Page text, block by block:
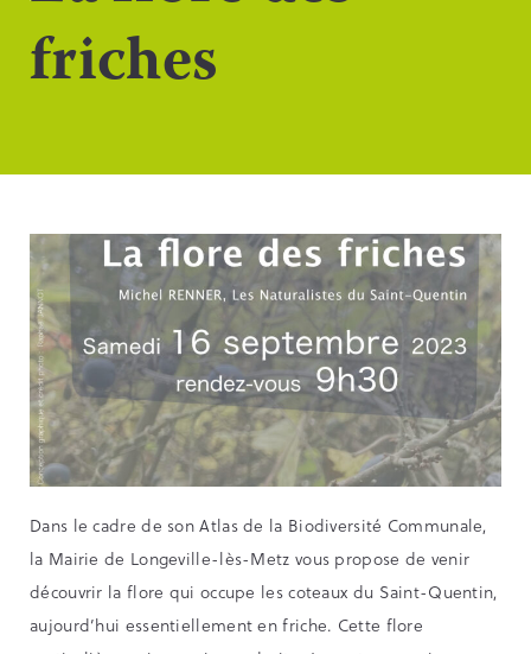
friches
Dans le cadre de son Atlas de la Biodiversité Communale,
la Mairie de Longeville-lès-Metz vous propose de venir
découvrir la flore qui occupe les coteaux du Saint-Quentin,
aujourd’hui essentiellement en friche. Cette flore